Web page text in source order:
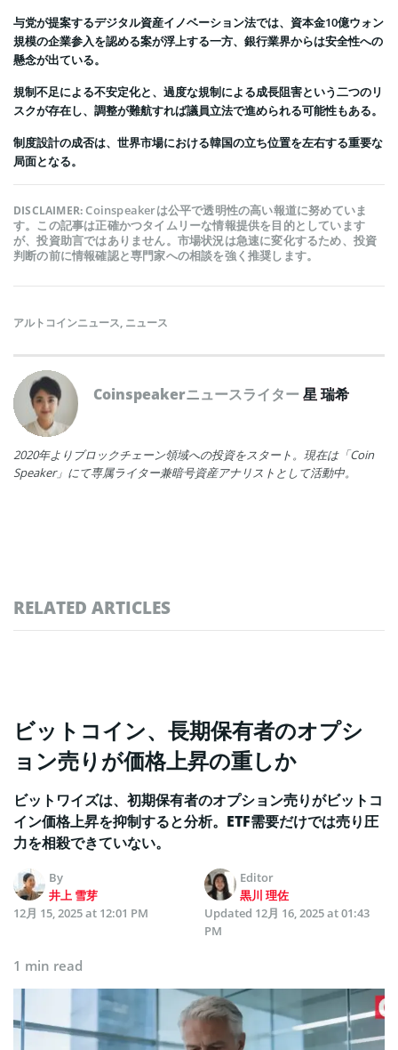
与党が提案するデジタル資産イノベーション法では、資本金10億ウォン
規模の企業参入を認める案が浮上する一方、銀行業界からは安全性への
懸念が出ている。
規制不足による不安定化と、過度な規制による成長阻害という二つのリ
スクが存在し、調整が難航すれば議員立法で進められる可能性もある。
制度設計の成否は、世界市場における韓国の立ち位置を左右する重要な
局面となる。
DISCLAIMER:Coinspeakerは公平で透明性の高い報道に努めていま
す。この記事は正確かつタイムリーな情報提供を目的としています
が、投資助言ではありません。市場状況は急速に変化するため、投資
判断の前に情報確認と専門家への相談を強く推奨します。
アルトコインニュース, ニュース
Coinspeakerニュースライター星 瑞希
2020年よりブロックチェーン領域への投資をスタート。現在は「Coin
Speaker」にて専属ライター兼暗号資産アナリストとして活動中。
RELATED ARTICLES
ビットコイン、長期保有者のオプシ
ョン売りが価格上昇の重しか
ビットワイズは、初期保有者のオプション売りがビットコ
イン価格上昇を抑制すると分析。ETF需要だけでは売り圧
力を相殺できていない。
By
井上 雪芽
Editor
黒川 理佐
12月 15, 2025 at 12:01 PM
Updated 12月 16, 2025 at 01:43
PM
1 min read